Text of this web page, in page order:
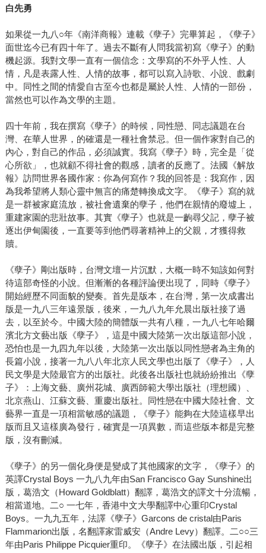
白先勇
如果從一九八○年《南洋商報》連載《孽子》完畢算起，《孽子》
面世迄今已有四十年了。過去不斷有人問我當初寫《孽子》的動
機起源。我對文學一直有一個信念：文學寫的不外乎人性、人
情，凡是表露人性、人情的故事，都可以寫入詩歌、小說、戲劇
中。同性之間的情愛自古至今也都是屬於人性、人情的一部份，
當然也可以作為文學的主題。
四十年前，我在撰寫《孽子》的時候，同性戀、同志議題在台
灣、在華人世界，的確還是一種社會禁忌。但一個作家對自己的
內心，對自己的作品，必須誠實。我寫《孽子》時，完全是「從
心所欲」，也就顧不得社會的觀感，讀者的反應了。法國《解放
報》訪問世界各國作家：你為何寫作？我的回答是：我寫作，因
為我希望將人類心靈中無言的痛楚轉換成文字。《孽子》寫的就
是一群被家庭流放，被社會遺棄的孽子，他們在親情的廢墟上，
重建家園的悲壯故事。其實《孽子》也就是一齣尋父記，孽子被
逐出伊甸園後，一直要等到他們尋著精神上的父親，才獲得救
贖。
《孽子》剛出版時，台灣文壇一片沉默，大概一時不知該如何對
待這部奇怪的小說。但漸漸的各種評論便出現了，同時《孽子》
開始經歷不同面貌的變奏。首先是版本，在台灣，第一次成書出
版是一九八三年遠景版，後來，一九八九年允晨出版社接了過
去，以至於今。中國大陸的簡體版一共有八種，一九八七年哈爾
濱北方文藝出版《孽子》，這是中國大陸第一次出版這部小說，
恐怕也是一九四九年以後，大陸第一次出版以同性戀者為主角的
長篇小說，接著一九八八年北京人民文學也出版了《孽子》，人
民文學是大陸最官方的出版社。此後各出版社也就紛紛推出《孽
子》：上海文藝、廣州花城、廣西師範大學出版社（理想國）、
北京燕山、江蘇文藝、重慶出版社。同性戀在中國大陸社會、文
藝界一直是一項相當敏感的議題，《孽子》能夠在大陸這樣早出
版而且又這樣廣為發行，確實是一項異數，而這些版本都是完整
版，沒有刪減。
《孽子》的另一個化身便是變成了其他國家的文字，《孽子》的
英譯Crystal Boys 一九八九年由San Francisco Gay Sunshine出
版，葛浩文（Howard Goldblatt）翻譯，葛浩文的譯文十分流暢，
相當道地。二○ 一七年，香港中文大學翻譯中心重印Crystal
Boys。一九九五年，法譯《孽子》Garcons de cristal由Paris
Flammarion出版，名翻譯家雷威安（Andre Levy）翻譯。二○○三
年由Paris Philippe Picquier重印。《孽子》在法國出版，引起相